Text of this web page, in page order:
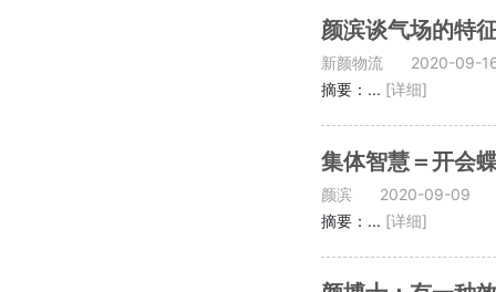
颜滨谈气场的特
新颜物流
2020-09-
摘要：... [详细]
集体智慧＝开会
颜滨
2020-09-09
摘要：... [详细]